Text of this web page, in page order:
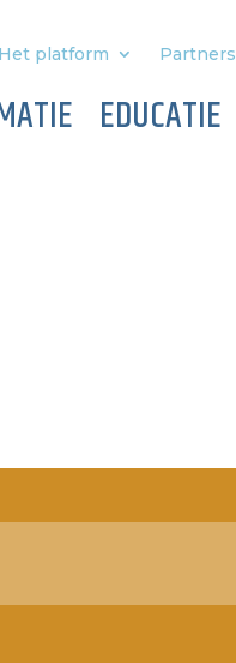
Het platform Partners
EDUCATIE